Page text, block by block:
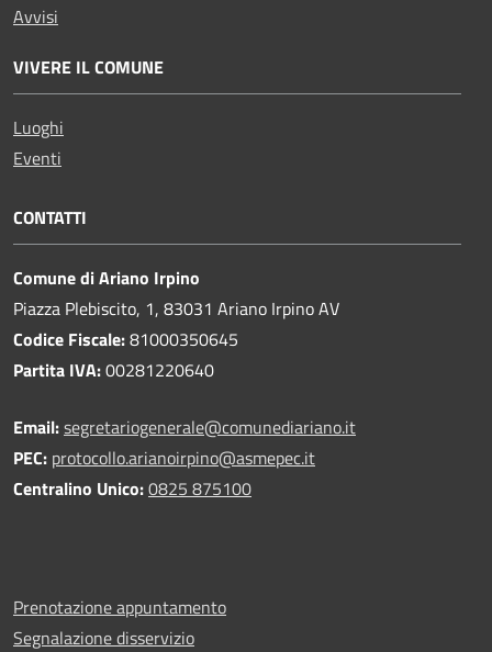
Avvisi
VIVERE IL COMUNE
Luoghi
Eventi
CONTATTI
Comune di Ariano Irpino
Piazza Plebiscito, 1, 83031 Ariano Irpino AV
Codice Fiscale:81000350645
Partita IVA:00281220640
Email:segretariogenerale@comunediariano.it
PEC: protocollo.arianoirpino@asmepec.it
Centralino Unico:0825 875100
Prenotazione appuntamento
Segnalazione disservizio